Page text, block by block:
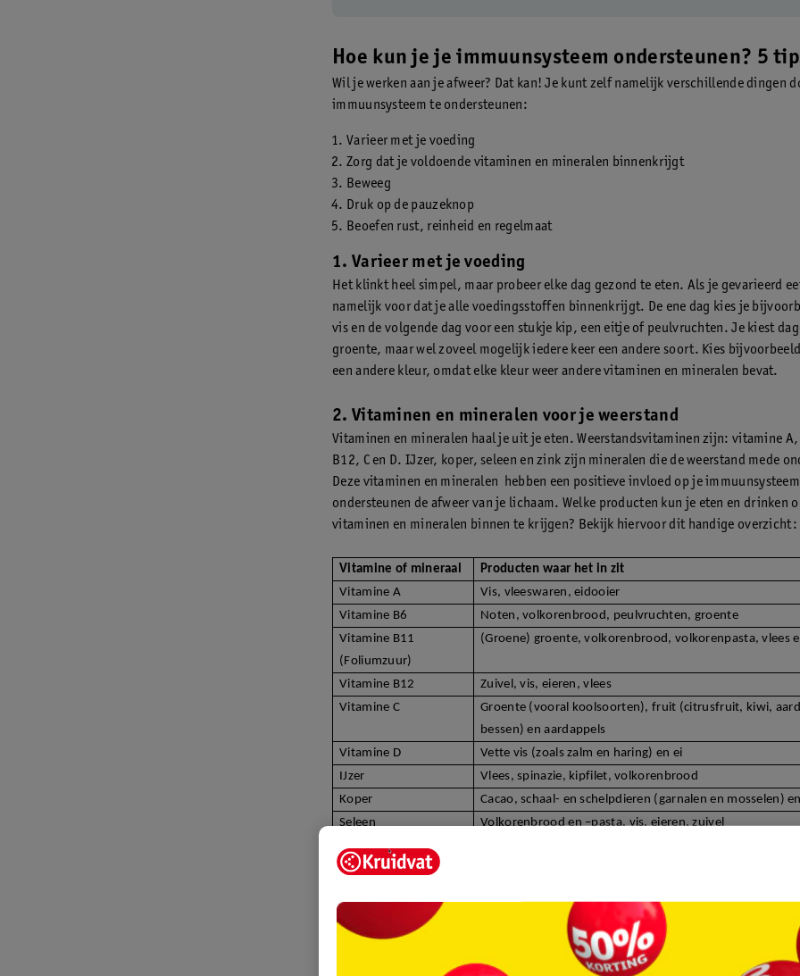
Hoe kun je je immuunsysteem ondersteunen? 5
Wil je werken aan je afweer? Dat kan! Je kunt zelf namelijk verschillende dingen
immuunsysteem te ondersteunen:
Varieer met je voeding
Zorg dat je voldoende vitaminen en mineralen binnenkrijgt
Beweeg
Druk op de pauzeknop
Beoefen rust, reinheid en regelmaat
1. Varieer met je voeding
Het klinkt heel simpel, maar probeer elke dag gezond te eten. Als je gevarieerd
namelijk voor dat je alle voedingsstoffen binnenkrijgt. De ene dag kies je
vis en de volgende dag voor een stukje kip, een eitje of peulvruchten. Je kiest
groente, maar wel zoveel mogelijk iedere keer een andere soort. Kies
een andere kleur, omdat elke kleur weer andere vitaminen en mineralen bevat.
2. Vitaminen en mineralen voor je weerstand
Vitaminen en mineralen haal je uit je eten. Weerstandsvitaminen zijn: vitamine
B12, C en D. IJzer, koper, seleen en zink zijn mineralen die de weerstand mede
Deze vitaminen en mineralen hebben een positieve invloed op je
ondersteunen de afweer van je lichaam. Welke producten kun je eten en drinken
vitaminen en mineralen binnen te krijgen? Bekijk hiervoor dit handige overzicht:
Vitamine of mineraal
Producten waar het in zit
Vitamine A
Vis, vleeswaren, eidooier
Vitamine B6
Noten, volkorenbrood, peulvruchten, groente
Vitamine B11
(Foliumzuur)
(Groene) groente, volkorenbrood, volkorenpasta, vlees
Vitamine B12
Zuivel, vis, eieren, vlees
Vitamine C
Groente (vooral koolsoorten), fruit (citrusfruit, kiwi,
bessen) en aardappels
Vitamine D
Vette vis (zoals zalm en haring) en ei
IJzer
Vlees,spinazie, kipfilet, volkorenbrood
Koper
Cacao, schaal- en schelpdieren (garnalen en mosselen)
Seleen
Volkorenbrood en –pasta, vis, eieren, zuivel
Zink
dat niet altijd lukken, dan kun je bijvoorbeeld
Davitamon Compleet Weerstand
ter aanvulling. Deze tabletten bevatten vitamine A, B6, B11, B12, C, D, koper,
ijzer en zink. Deze vitaminen en mineralen zorgen mede voor een goede